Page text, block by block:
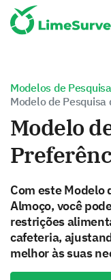
Modelos de Pesquisa
Modelo de
Modelo
Com este Modelo
Almoço, você
restrições
cafeteria,
melhor às suas